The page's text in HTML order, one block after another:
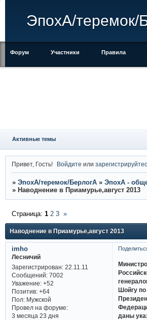
ЭпохА/теремок/
Форум Участники Правила
Активные темы
Привет, Гость! Войдите или
» ЭпохА/теремок/БерлогА » ЭпохА -
» Наводнение в Приамурье,август 2013
Наводнение в Приамурье,август 2013
Страница: 1 2 3 »
imho
Лесничий
Зарегистрирован: 22.11.11
Сообщений:7002
Уважение: +52
Позитив: +64
Пол:Мужской
Провел на форуме:
3 месяца 23 дня
Шойгу
даны